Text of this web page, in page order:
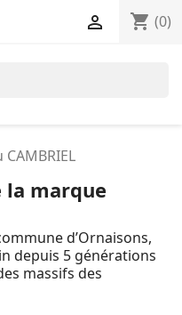
shopping_cart (0)

CAMBRIEL
la marque
d’Ornaisons,
depuis 5 générations
massifs des